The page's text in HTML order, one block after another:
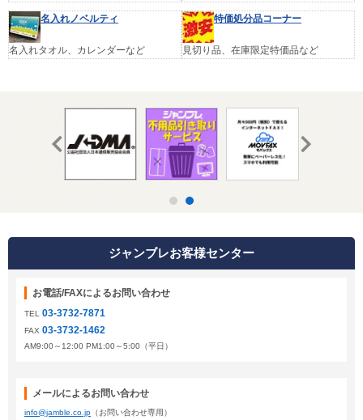
名入れノベルティ
名入れタオル、カレンダーなど
特価処分品コーナー
見切り品、在庫限定特価品など
ジャンブレお客様センター
お電話/FAXによるお問い合わせ
TEL 03-3732-7871
FAX 03-3732-1462
AM9:00～12:00 PM1:00～5:00（平日）
メールによるお問い合わせ
info@jamble.co.jp （お問い合わせ専用）